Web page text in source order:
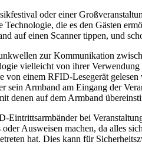
oder einer
die es den Gästen
auf einen Scanner tippen, und
zur Kommunikation
vielleicht von ihrer
von einem RFID-Lesegerät
sein Armband am Eingang der
denen auf dem Armband
bei
Ausweisen machen, da alles
hat. Dies kann für